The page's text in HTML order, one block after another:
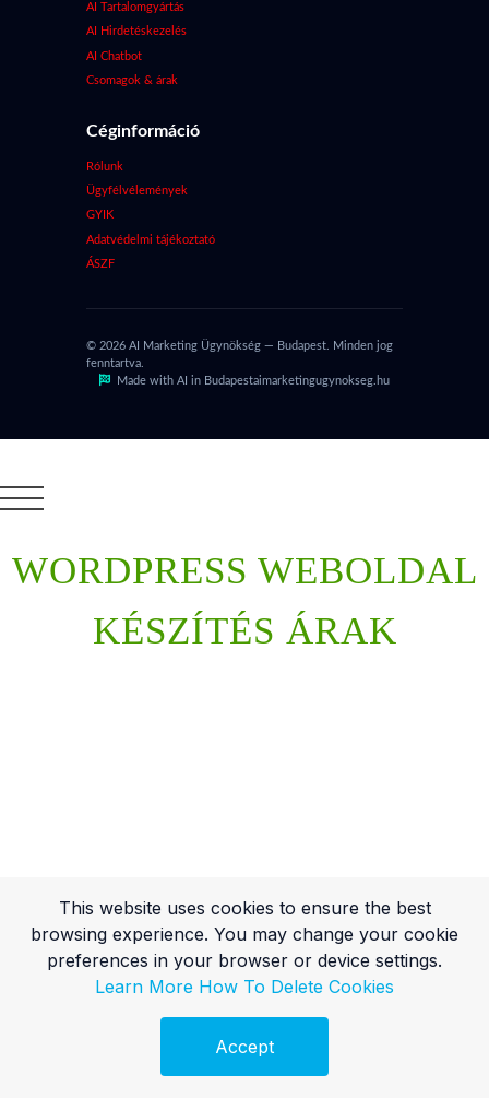
AI Tartalomgyártás
AI Hirdetéskezelés
AI Chatbot
Csomagok & árak
Céginformáció
Rólunk
Ügyfélvélemények
GYIK
Adatvédelmi tájékoztató
ÁSZF
© 2026 AI Marketing Ügynökség — Budapest. Minden jog
fenntartva.
Made with AI in Budapestaimarketingugynokseg.hu
WORDPRESS WEBOLDAL
KÉSZÍTÉS ÁRAK
This website uses cookies to ensure the best
browsing experience. You may change your cookie
preferences in your browser or device settings.
Learn More How To Delete Cookies
Accept